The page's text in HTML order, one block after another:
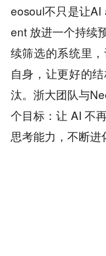
eosoul不只是让
ent 放进一个持续
续筛选的系统里
自身，让更好的
汰。浙大团队与
个目标：让 AI 不
思考能力，不断进